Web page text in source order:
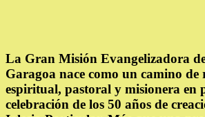
La Gran Misión Evangelizadora
Garagoa nace como un camino de
espiritual, pastoral y misionera en
celebración de los 50 años de